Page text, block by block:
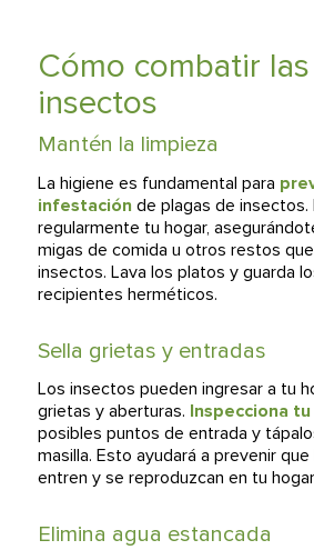
Cómo combatir
insectos
Mantén la limpieza
La higiene es fundamental para
infestación de plagas de insectos.
regularmente tu hogar,
migas de comida u otros restos
insectos. Lava los platos y guarda
recipientes herméticos.
Sella grietas y entradas
Los insectos pueden ingresar a tu
grietas y aberturas. Inspecciona tu
posibles puntos de entrada y
masilla. Esto ayudará a prevenir
entren y se reproduzcan en tu
Elimina agua estancada